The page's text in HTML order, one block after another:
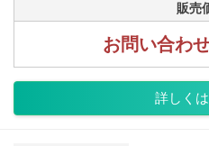
販売
お問い合わ
詳しく